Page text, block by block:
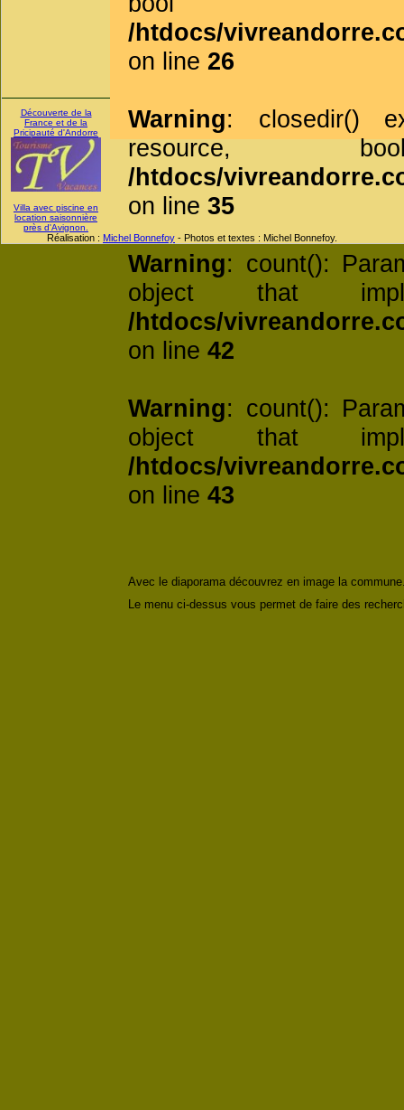
Découverte de la
France et de la
Pricipauté d'Andorre
Villa avec piscine en
location saisonnière
près d'Avignon.
/htdocs/
on line 26
Warning: closedir()
resource,
/htdocs/
on line 35
Warning: count():
object that
/htdocs/
on line 42
Warning: count():
object that
/htdocs/
on line 43
Avec le diaporama découvrez en image la
Le menu ci-dessus vous permet de faire des
Réalisation : Michel Bonnefoy - Photos et textes : Michel Bonnefoy.